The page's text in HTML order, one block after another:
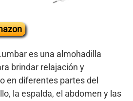
es una almohadilla
brindar relajación y
en diferentes partes del
la espalda, el abdomen y las